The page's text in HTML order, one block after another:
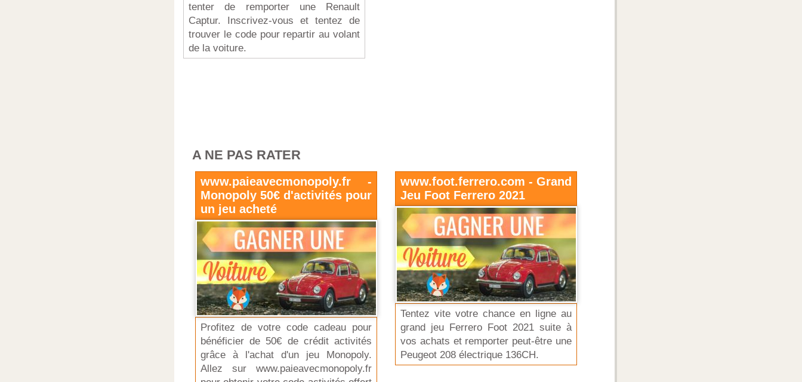
tenter de remporter une Renault
Captur. Inscrivez-vous et tentez de
trouver le code pour repartir au volant
de la voiture.
A NE PAS RATER
www.paieavecmonopoly.fr -
Monopoly 50€ d'activités pour
un jeu acheté
Profitez de votre code cadeau pour
bénéficier de 50€ de crédit activités
grâce à l'achat d'un jeu Monopoly.
Allez sur www.paieavecmonopoly.fr
www.foot.ferrero.com - Grand
Jeu Foot Ferrero 2021
Tentez vite votre chance en ligne au
grand jeu Ferrero Foot 2021 suite à
vos achats et remporter peut-être une
Peugeot 208 électrique 136CH.